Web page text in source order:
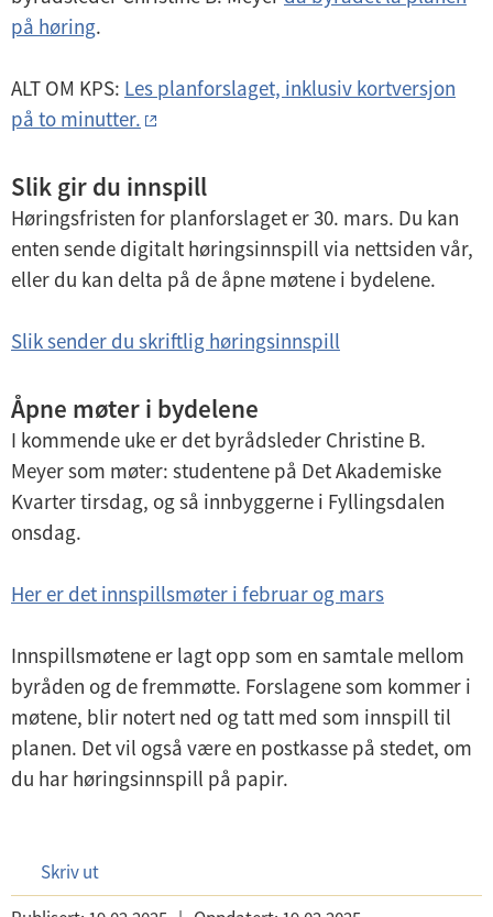
på høring.
ALT OM KPS: Les planforslaget, inklusiv kortversjon
på to minutter.
Slik gir du innspill
Høringsfristen for planforslaget er 30. mars. Du kan
enten sende digitalt høringsinnspill via nettsiden vår,
eller du kan delta på de åpne møtene i bydelene.
Slik sender du skriftlig høringsinnspill
Åpne møter i bydelene
I kommende uke er det byrådsleder Christine B.
Meyer som møter: studentene på Det Akademiske
Kvarter tirsdag, og så innbyggerne i Fyllingsdalen
onsdag.
Her er det innspillsmøter i februar og mars
Innspillsmøtene er lagt opp som en samtale mellom
byråden og de fremmøtte. Forslagene som kommer i
møtene, blir notert ned og tatt med som innspill til
planen. Det vil også være en postkasse på stedet, om
du har høringsinnspill på papir.
Skriv ut